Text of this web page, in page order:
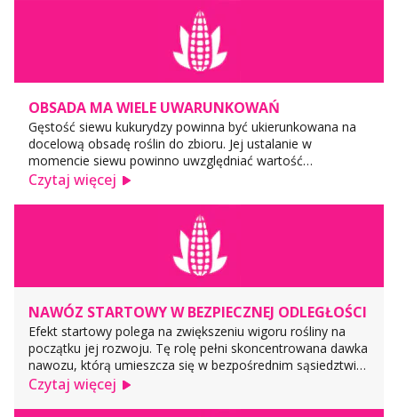
OBSADA MA WIELE UWARUNKOWAŃ
Gęstość siewu kukurydzy powinna być ukierunkowana na
docelową obsadę roślin do zbioru. Jej ustalanie w
momencie siewu powinno uwzględniać wartość
stanowiska, wczesność i typ odmiany oraz przeznaczenie
plonu. Zdolność tworzenia plonu ziarna w dużej mierze
Czytaj więcej
NAWÓZ STARTOWY W BEZPIECZNEJ ODLEGŁOŚCI
Efekt startowy polega na zwiększeniu wigoru rośliny na
początku jej rozwoju. Tę rolę pełni skoncentrowana dawka
nawozu, którą umieszcza się w bezpośrednim sąsiedztwie
korzeni. W praktyce najczęściej stosuje się nieco ponad
100 kg/ha fosforanu amonu (18-46). Kukurydza potrzebuje
Czytaj więcej